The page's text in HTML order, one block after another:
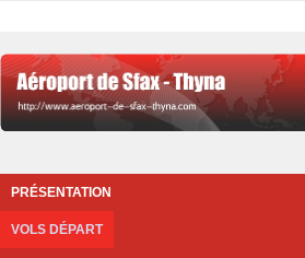
PRÉSENTATION
VOLS DÉPART